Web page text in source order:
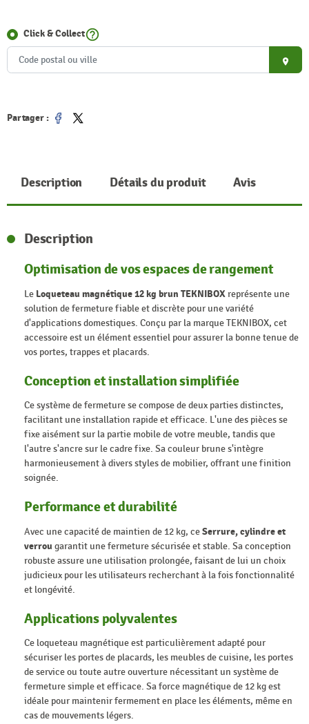
Click & Collecthelp_outline
place
Partager :
Partager
Tweet
Description Détails du produit Avis
Description
Optimisation de vos espaces de rangement
Le Loqueteau magnétique 12 kg brun TEKNIBOXreprésente une
solution de fermeture fiable et discrète pour une variété
d'applications domestiques. Conçu par la marque TEKNIBOX, cet
accessoire est un élément essentiel pour assurer la bonne tenue de
vos portes, trappes et placards.
Conception et installation simplifiée
Ce système de fermeture se compose de deux parties distinctes,
facilitant une installation rapide et efficace. L'une des pièces se
fixe aisément sur la partie mobile de votre meuble, tandis que
l'autre s'ancre sur le cadre fixe. Sa couleur brune s'intègre
harmonieusement à divers styles de mobilier, offrant une finition
soignée.
Performance et durabilité
Avec une capacité de maintien de 12 kg, ceSerrure, cylindre et
verrou garantit une fermeture sécurisée et stable. Sa conception
robuste assure une utilisation prolongée, faisant de lui un choix
judicieux pour les utilisateurs recherchant à la fois fonctionnalité
et longévité.
Applications polyvalentes
Ce loqueteau magnétique est particulièrement adapté pour
sécuriser les portes de placards, les meubles de cuisine, les portes
de service ou toute autre ouverture nécessitant un système de
fermeture simple et efficace. Sa force magnétique de 12 kg est
idéale pour maintenir fermement en place les éléments, même en
cas de mouvements légers.